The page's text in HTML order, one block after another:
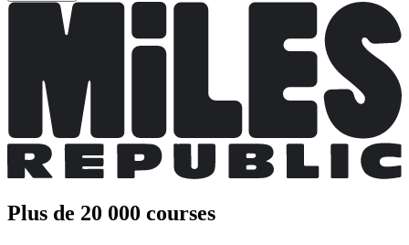
Plus de 20 000 courses